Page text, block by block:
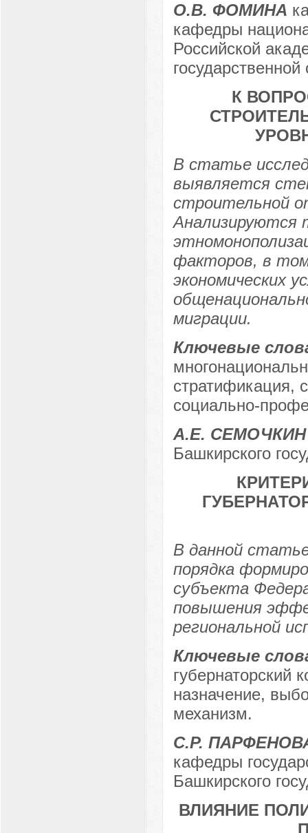
О.В. ФОМИНА
кафедры
Российской
К
В статье
выявляется
строительной
Анализируются
факторов, в
экономических
миграции.
Ключевые
стратификация,
социально-
А.Е. СЕМОЧКИН
Башкирского
В данной
порядка
субъекта
повышения
региональной
Ключевые
губернаторский
назначение,
механизм.
С.Р.
кафедры
Башкирского
ВЛИЯНИЕ